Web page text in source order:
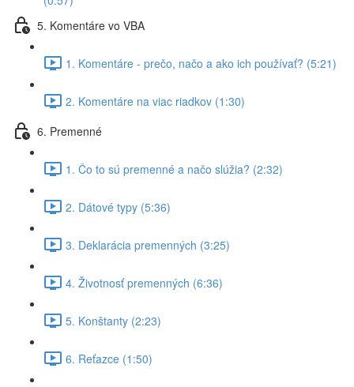
5. Komentáre vo VBA
1. Komentáre - prečo, načo a ako ich používať? (5:21)
2. Komentáre na viac riadkov (1:30)
6. Premenné
1. Čo to sú premenné a načo slúžia? (2:32)
2. Dátové typy (5:36)
3. Deklarácia premenných (3:25)
4. Životnosť premenných (6:36)
5. Konštanty (2:23)
6. Reťazce (1:50)